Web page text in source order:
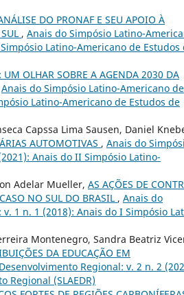
DO PRONAF E SEU APOIO À
, Anais do Simpósio Latino-
Latino-Americano de Estudos
OLHAR SOBRE A AGENDA 2030 DA
Anais do Simpósio Latino-Americano de
Latino-Americano de Estudos de
Capssa Lima Sausen, Daniel
AUTOMOTIVAS , Anais do
Anais do II Simpósio Latino-
Adelar Mueller, AS AÇÕES DE
NO SUL DO BRASIL , Anais do
1 n. 1 (2018): Anais do I Simpósio
Montenegro, Sandra Beatriz
DA EDUCAÇÃO EM
Regional: v. 2 n. 2
Regional (SLAEDR)